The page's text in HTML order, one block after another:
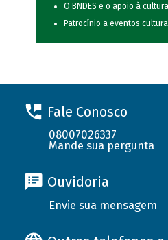
O BNDES e o apoio à cultura
Patrocínio a eventos
Fale Conosco
08007026337
Mande sua pergunta
Ouvidoria
Envie sua mensagem